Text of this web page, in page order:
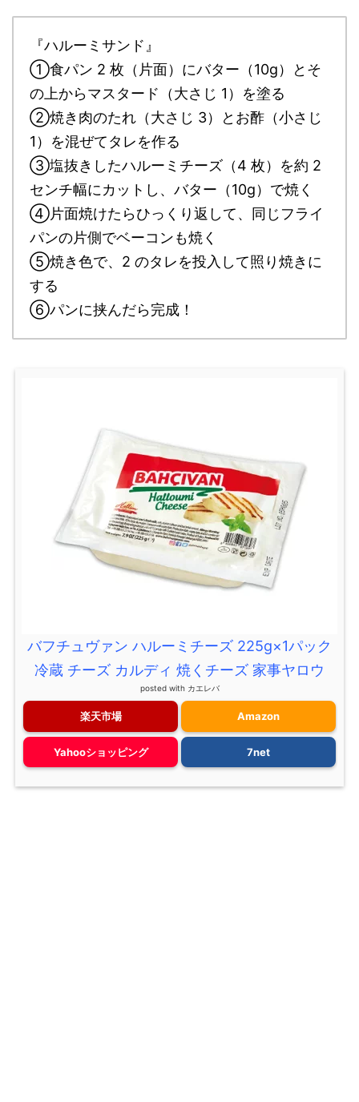
『ハルーミサンド』
①食パン 2 枚（片面）にバター（10g）とそ
の上からマスタード（大さじ 1）を塗る
②焼き肉のたれ（大さじ 3）とお酢（小さじ
1）を混ぜてタレを作る
③塩抜きしたハルーミチーズ（4 枚）を約 2
センチ幅にカットし、バター（10g）で焼く
④片面焼けたらひっくり返して、同じフライ
パンの片側でベーコンも焼く
⑤焼き色で、2 のタレを投入して照り焼きに
する
⑥パンに挟んだら完成！
バフチュヴァン ハルーミチーズ 225g×1パック
冷蔵 チーズ カルディ 焼くチーズ 家事ヤロウ
posted with カエレバ
楽天市場 Amazon
Yahooショッピング 7net